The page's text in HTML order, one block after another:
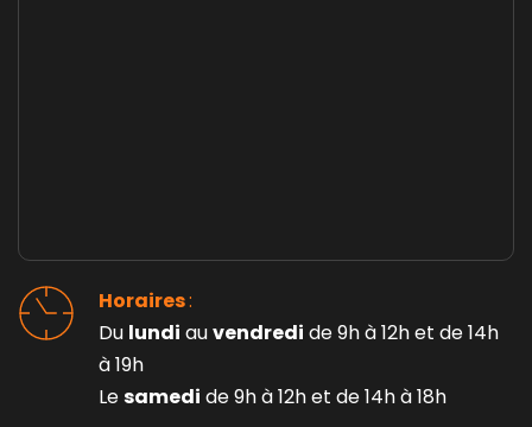
Horaires :
Du lundi au vendredi de 9h à 12h et de 14h
à 19h
Le samedi de 9h à 12h et de 14h à 18h